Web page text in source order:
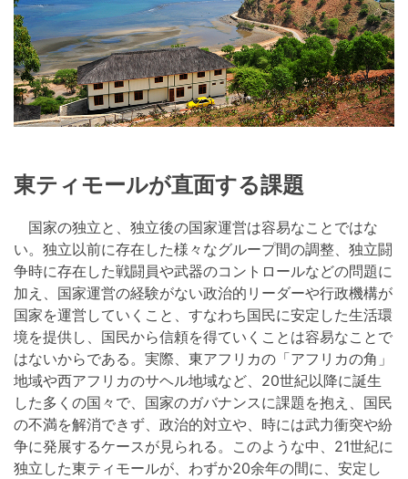
東ティモールが直面する課題
国家の独立と、独立後の国家運営は容易なことではな
い。独立以前に存在した様々なグループ間の調整、独立闘
争時に存在した戦闘員や武器のコントロールなどの問題に
加え、国家運営の経験がない政治的リーダーや行政機構が
国家を運営していくこと、すなわち国民に安定した生活環
境を提供し、国民から信頼を得ていくことは容易なことで
はないからである。実際、東アフリカの「アフリカの角」
地域や西アフリカのサヘル地域など、20世紀以降に誕生
した多くの国々で、国家のガバナンスに課題を抱え、国民
の不満を解消できず、政治的対立や、時には武力衝突や紛
争に発展するケースが見られる。このような中、21世紀に
独立した東ティモールが、わずか20余年の間に、安定し